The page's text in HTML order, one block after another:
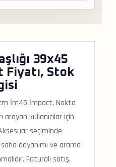
39x45
Fiyatı, Stok
İm45 İmpact, Nokta
kullanıcılar için
seçiminde
dayanımı ve arama
Faturalı satış,